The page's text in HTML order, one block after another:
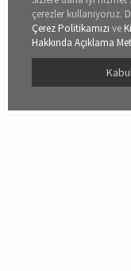
çerezler kullanıyoruz.
Çerez Politikamızı ve
Hakkında Açıklama
13250
Pierre Cardin Pearly
Eyeshadow - Göz Farı -